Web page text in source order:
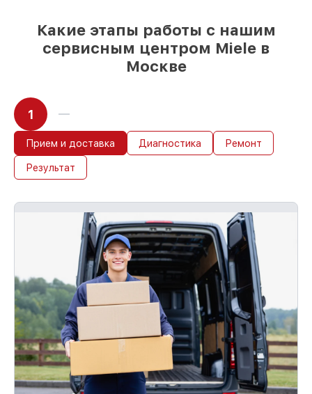
Какие этапы работы с нашим
сервисным центром Miele в
Москве
1
Прием и доставка Диагностика Ремонт
Результат